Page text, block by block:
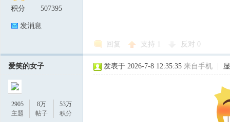
积分 507395
发消息
回复 支持 反对 0
爱笑的女子
2905
主题
8万
帖子
53万
积分
发表于 2026-7-8 12:35:35 来自手机